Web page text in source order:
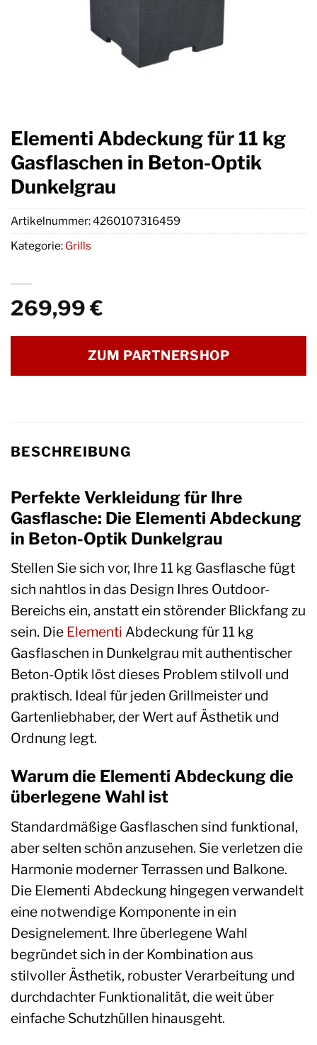
Elementi Abdeckung für 11 kg
Gasflaschen in Beton-Optik
Dunkelgrau
269,99€
ZUM PARTNERSHOP
Artikelnummer:4260107316459
Kategorie: Grills
BESCHREIBUNG
Perfekte Verkleidung für Ihre
Gasflasche: Die Elementi Abdeckung
in Beton-Optik Dunkelgrau
Stellen Sie sich vor, Ihre 11 kg Gasflasche fügt
sich nahtlos in das Design Ihres Outdoor-
Bereichs ein, anstatt ein störender Blickfang zu
sein. Die Elementi Abdeckung für 11 kg
Gasflaschen in Dunkelgrau mit authentischer
Beton-Optik löst dieses Problem stilvoll und
praktisch. Ideal für jeden Grillmeister und
Gartenliebhaber, der Wert auf Ästhetik und
Ordnung legt.
Warum die Elementi Abdeckung die
überlegene Wahl ist
Standardmäßige Gasflaschen sind funktional,
aber selten schön anzusehen. Sie verletzen die
Harmonie moderner Terrassen und Balkone.
Die Elementi Abdeckung hingegen verwandelt
eine notwendige Komponente in ein
Designelement. Ihre überlegene Wahl
begründet sich in der Kombination aus
stilvoller Ästhetik, robuster Verarbeitung und
durchdachter Funktionalität, die weit über
einfache Schutzhüllen hinausgeht.